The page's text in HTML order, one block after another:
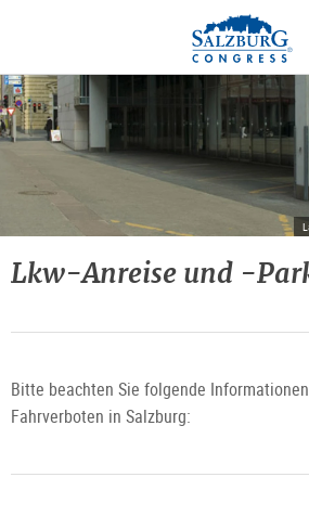
Zum
Inhalt
Zum
Zu
den
Lkw-Anreise und -
Bitte beachten Sie folgende
Fahrverboten in Salzburg: